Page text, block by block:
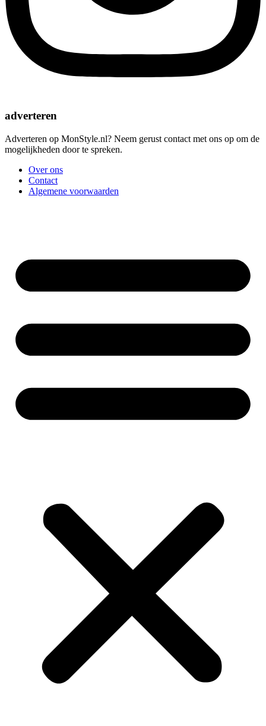
adverteren
Adverteren op MonStyle.nl? Neem gerust contact met ons op om de
mogelijkheden door te spreken.
Over ons
Contact
Algemene voorwaarden